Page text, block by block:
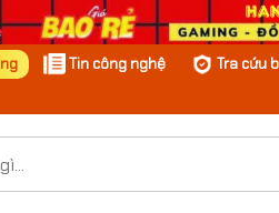
Tin công nghệ Tra cứu